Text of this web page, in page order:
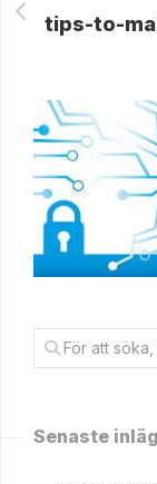
Senaste